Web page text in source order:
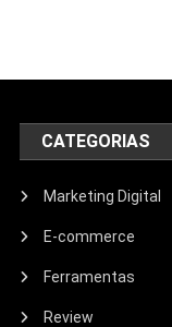
CATEGORIAS
Marketing Digital
E-commerce
Ferramentas
Review